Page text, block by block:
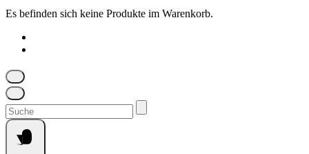
Es befinden sich keine Produkte im Warenkorb.
Suchen
nach: